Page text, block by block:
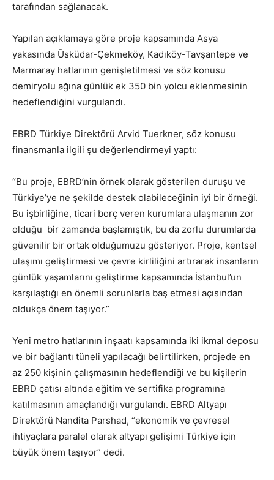
tarafından sağlanacak.
Yapılan açıklamaya göre proje kapsamında Asya
yakasında Üsküdar-Çekmeköy, Kadıköy-Tavşantepe ve
Marmaray hatlarının genişletilmesi ve söz konusu
demiryolu ağına günlük ek 350 bin yolcu eklenmesinin
hedeflendiğini vurgulandı.
EBRD Türkiye Direktörü Arvid Tuerkner, söz konusu
finansmanla ilgili şu değerlendirmeyi yaptı:
“Bu proje, EBRD’nin örnek olarak gösterilen duruşu ve
Türkiye’ye ne şekilde destek olabileceğinin iyi bir örneği.
Bu işbirliğine, ticari borç veren kurumlara ulaşmanın zor
olduğu bir zamanda başlamıştık, bu da zorlu durumlarda
güvenilir bir ortak olduğumuzu gösteriyor. Proje, kentsel
ulaşımı geliştirmesi ve çevre kirliliğini artırarak insanların
günlük yaşamlarını geliştirme kapsamında İstanbul’un
karşılaştığı en önemli sorunlarla baş etmesi açısından
oldukça önem taşıyor.”
Yeni metro hatlarının inşaatı kapsamında iki ikmal deposu
ve bir bağlantı tüneli yapılacağı belirtilirken, projede en
az 250 kişinin çalışmasının hedeflendiği ve bu kişilerin
EBRD çatısı altında eğitim ve sertifika programına
katılmasının amaçlandığı vurgulandı. EBRD Altyapı
Direktörü Nandita Parshad, “ekonomik ve çevresel
ihtiyaçlara paralel olarak altyapı gelişimi Türkiye için
büyük önem taşıyor” dedi.